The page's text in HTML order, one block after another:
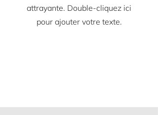
attrayante. Double-cliquez ici
pour ajouter votre texte.